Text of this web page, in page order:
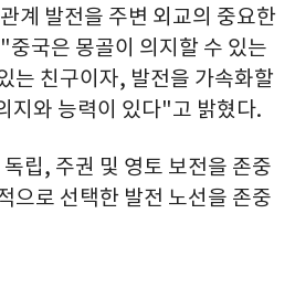
계 발전을 주변 외교의 중요한
국은 몽골이 의지할 수 있는
는 친구이자, 발전을 가속화할
지와 능력이 있다"고 밝혔다.
립, 주권 및 영토 보전을 존중
으로 선택한 발전 노선을 존중